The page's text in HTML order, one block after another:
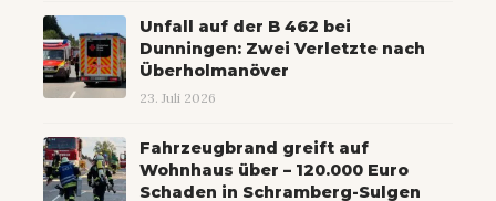
Unfall auf der B 462 bei
Dunningen: Zwei Verletzte nach
Überholmanöver
23. Juli 2026
Fahrzeugbrand greift auf
Wohnhaus über – 120.000 Euro
Schaden in Schramberg-Sulgen